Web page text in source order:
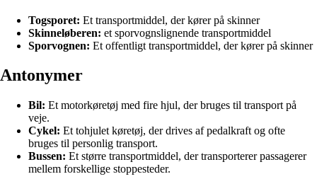
Togsporet: Et transportmiddel, der kører på skinner
Skinneløberen: et sporvognslignende transportmiddel
Sporvognen: Et offentligt transportmiddel, der kører på skinner
Antonymer
Bil: Et motorkøretøj med fire hjul, der bruges til transport på
veje.
Cykel: Et tohjulet køretøj, der drives af pedalkraft og ofte
bruges til personlig transport.
Bussen: Et større transportmiddel, der transporterer passagerer
mellem forskellige stoppesteder.